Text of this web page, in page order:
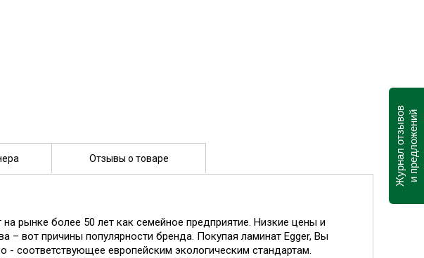
Отзывы о товаре
рынке более 50 лет как семейное предприятие. Низкие цены и
– вот причины популярности бренда. Покупая ламинат Egger, Вы
- соответствующее европейским экологическим стандартам.
Журнал отзывови предложений